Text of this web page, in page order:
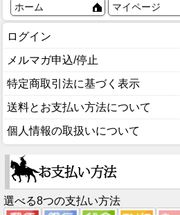
ホーム マイページ
ログイン
メルマガ申込/停止
特定商取引法に基づく表示
送料とお支払い方法について
個人情報の取扱いについて
選べる8つの支払い方法